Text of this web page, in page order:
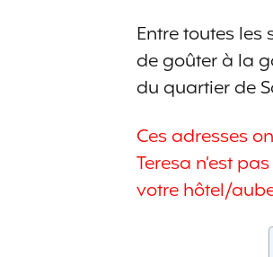
Entre toutes
de goûter à la
du quartier de
Ces adresses
Teresa n’est
votre hôtel/